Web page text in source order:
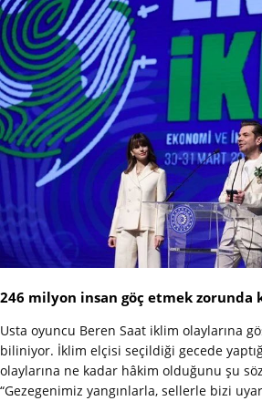
246 milyon insan göç etmek zorunda
Usta oyuncu Beren Saat iklim olaylarına
biliniyor. İklim elçisi seçildiği gecede
olaylarına ne kadar hâkim olduğunu şu
“Gezegenimiz yangınlarla, sellerle bizi